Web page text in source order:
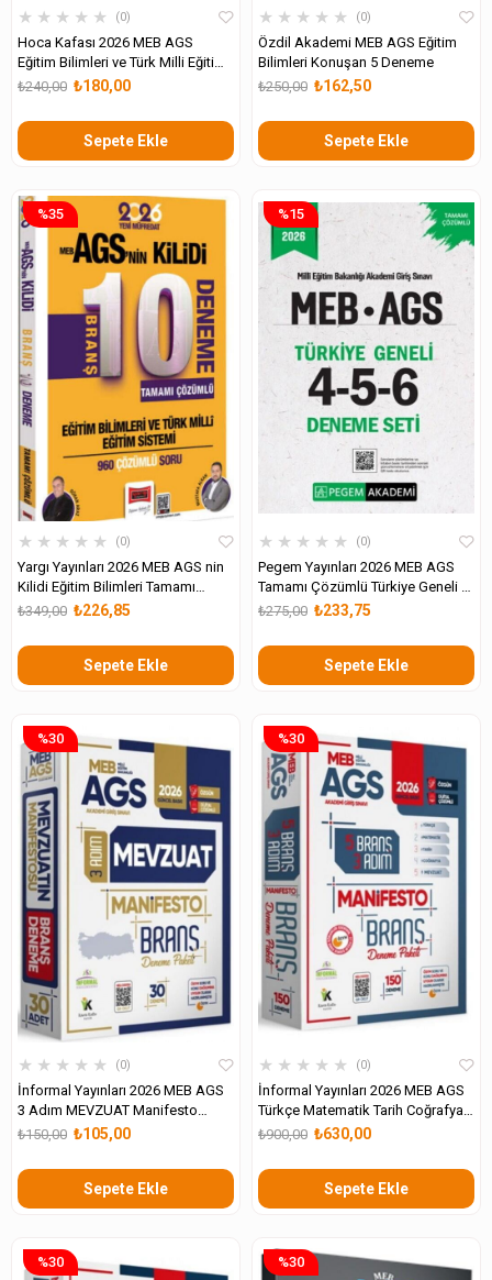
★ ★ ★ ★ ★ 0
Hoca Kafası 2026 MEB AGS
Eğitim Bilimleri ve Türk Milli Eğitim
Sistemi 10 Deneme
₺180,00
₺240,00
Sepete Ekle
★ ★ ★ ★ ★ 0
Özdil Akademi MEB AGS Eğitim
Bilimleri Konuşan 5 Deneme
₺162,50
₺250,00
Sepete Ekle
★ ★ ★ ★ ★ 0
Yargı Yayınları 2026 MEB AGS nin
Kilidi Eğitim Bilimleri Tamamı
Çözümlü 10 Branş Deneme
₺226,85
₺349,00
Sepete Ekle
%35
★ ★ ★ ★ ★ 0
Pegem Yayınları 2026 MEB AGS
Tamamı Çözümlü Türkiye Geneli 4-
5-6 Deneme Seti
₺233,75
₺275,00
Sepete Ekle
%15
★ ★ ★ ★ ★ 0
İnformal Yayınları 2026 MEB AGS
3 Adım MEVZUAT Manifesto
Branş Deneme
₺105,00
₺150,00
Sepete Ekle
%30
★ ★ ★ ★ ★ 0
İnformal Yayınları 2026 MEB AGS
Türkçe Matematik Tarih Coğrafya
Mevzuat Branş Deneme Seti
₺630,00
₺900,00
Sepete Ekle
%30
%30 %30